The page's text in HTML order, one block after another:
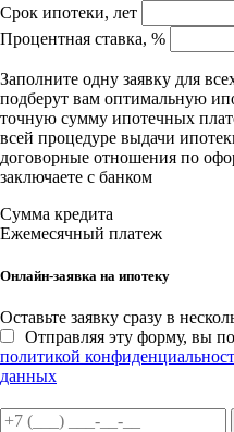
Срок ипотеки, лет
Процентная ставка, %
Заполните одну заявку для
подберут вам оптимальную
точную сумму ипотечных
всей процедуре выдачи
договорные отношения по
заключаете с банком
Сумма кредита
Ежемесячный платеж
Онлайн-заявка на ипотеку
Оставьте заявку сразу в
Отправляя эту форму, вы
политикой
данных